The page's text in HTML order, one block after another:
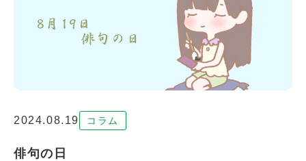
2024.08.19 コラム
俳句の日